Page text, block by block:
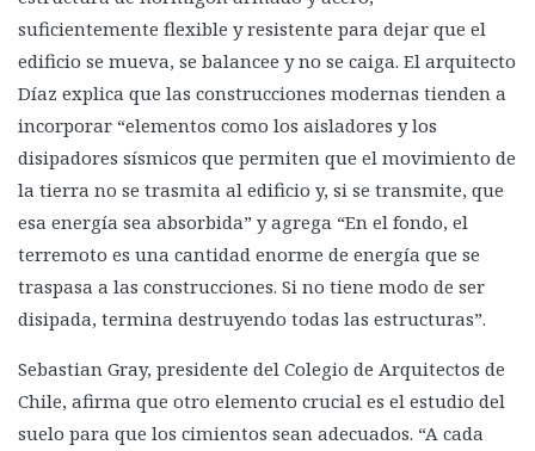
suficientemente flexible y resistente para dejar que el
edificio se mueva, se balancee y no se caiga. El arquitecto
Díaz explica que las construcciones modernas tienden a
incorporar “elementos como los aisladores y los
disipadores sísmicos que permiten que el movimiento de
la tierra no se trasmita al edificio y, si se transmite, que
esa energía sea absorbida” y agrega “En el fondo, el
terremoto es una cantidad enorme de energía que se
traspasa a las construcciones. Si no tiene modo de ser
disipada, termina destruyendo todas las estructuras”.
Sebastian Gray, presidente del Colegio de Arquitectos de
Chile, afirma que otro elemento crucial es el estudio del
suelo para que los cimientos sean adecuados. “A cada